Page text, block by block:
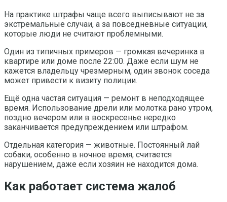
На практике штрафы чаще всего выписывают не за
экстремальные случаи, а за повседневные ситуации,
которые люди не считают проблемными.
Один из типичных примеров — громкая вечеринка в
квартире или доме после 22:00. Даже если шум не
кажется владельцу чрезмерным, один звонок соседа
может привести к визиту полиции.
Ещё одна частая ситуация — ремонт в неподходящее
время. Использование дрели или молотка рано утром,
поздно вечером или в воскресенье нередко
заканчивается предупреждением или штрафом.
Отдельная категория — животные. Постоянный лай
собаки, особенно в ночное время, считается
нарушением, даже если хозяин не находится дома.
Как работает система жалоб